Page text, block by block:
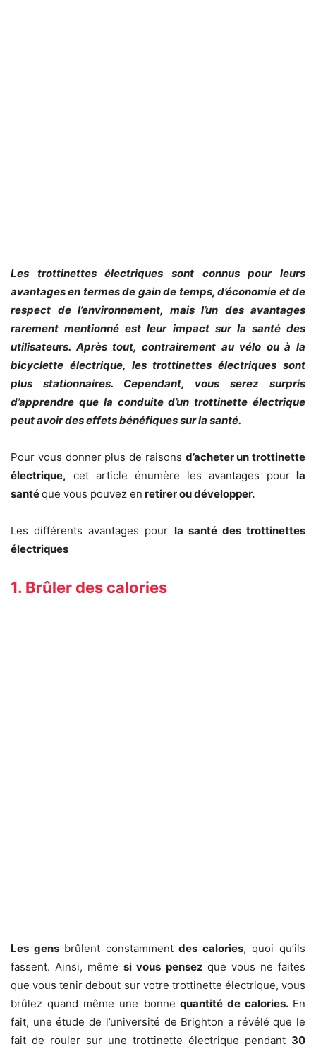
Les trottinettes électriques sont connus pour leurs
avantages en termes de gain de temps, d’économie et de
respect de l’environnement, mais l’un des avantages
rarement mentionné est leur impact sur la santé des
utilisateurs. Après tout, contrairement au vélo ou à la
bicyclette électrique, les trottinettes électriques sont
plus stationnaires. Cependant, vous serez surpris
d’apprendre que la conduite d’un trottinette électrique
peut avoir des effets bénéfiques sur la santé.
Pour vous donner plus de raisons d’acheter un trottinette
électrique, cet article énumère les avantages pour la
santéque vous pouvez en retirer ou développer.
Les différents avantages pour la santé des trottinettes
électriques
1. Brûler des calories
Les gens brûlent constammentdes calories, quoi qu’ils
fassent. Ainsi, mêmesi vous pensez que vous ne faites
que vous tenir debout sur votre trottinette électrique, vous
brûlez quand même une bonne quantité de calories. En
fait, une étude de l’université de Brighton a révélé que le
fait de rouler sur une trottinette électrique pendant 30